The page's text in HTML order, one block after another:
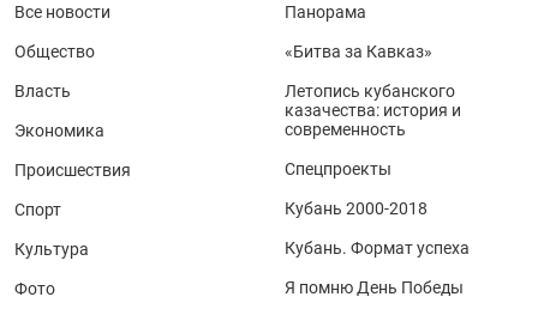
Все новости
Общество
Власть
Экономика
Происшествия
Спорт
Культура
Фото
Панорама
«Битва за Кавказ»
Летопись кубанского
казачества: история и
современность
Спецпроекты
Кубань 2000-2018
Кубань. Формат успеха
Я помню День Победы